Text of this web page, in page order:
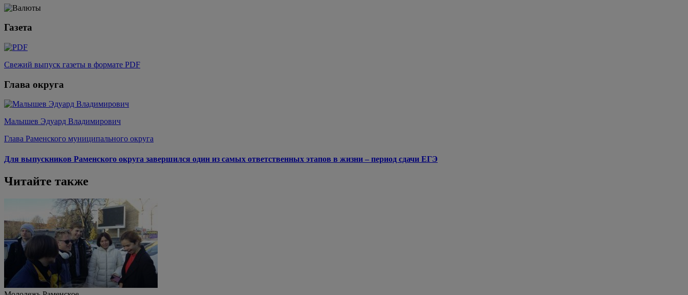
Газета
Свежий выпуск газеты в формате PDF
Глава округа
Малышев Эдуард Владимирович
Глава Раменского муниципального округа
Для выпускников Раменского округа завершился один из самых ответственных этапов в жизни – период сдачи ЕГЭ
Читайте также